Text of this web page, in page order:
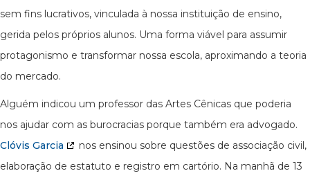
sem fins lucrativos, vinculada à nossa instituição de ensino,
gerida pelos próprios alunos. Uma forma viável para assumir
protagonismo e transformar nossa escola, aproximando a teoria
do mercado.
Alguém indicou um professor das Artes Cênicas que poderia
nos ajudar com as burocracias porque também era advogado.
Clóvis Garcia
nos ensinou sobre questões de associação civil,
elaboração de estatuto e registro em cartório. Na manhã de 13